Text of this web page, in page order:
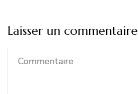
Laisser un commentaire